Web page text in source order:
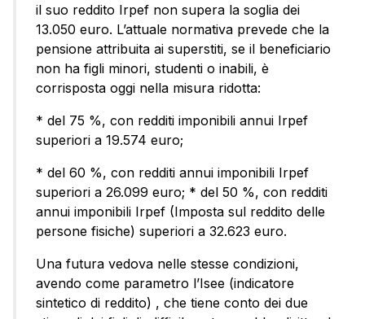
il suo reddito Irpef non supera la soglia dei
13.050 euro. L’attuale normativa prevede che la
pensione attribuita ai superstiti, se il beneficiario
non ha figli minori, studenti o inabili, è
corrisposta oggi nella misura ridotta:
* del 75 %, con redditi imponibili annui Irpef
superiori a 19.574 euro;
* del 60 %, con redditi annui imponibili Irpef
superiori a 26.099 euro; * del 50 %, con redditi
annui imponibili Irpef (Imposta sul reddito delle
persone fisiche) superiori a 32.623 euro.
Una futura vedova nelle stesse condizioni,
avendo come parametro l’Isee (indicatore
sintetico di reddito) , che tiene conto dei due